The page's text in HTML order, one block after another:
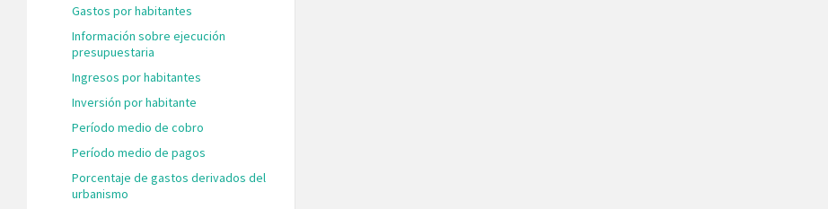
Gastos por habitantes
Información sobre ejecución
presupuestaria
Ingresos por habitantes
Inversión por habitante
Período medio de cobro
Período medio de pagos
Porcentaje de gastos derivados del
urbanismo